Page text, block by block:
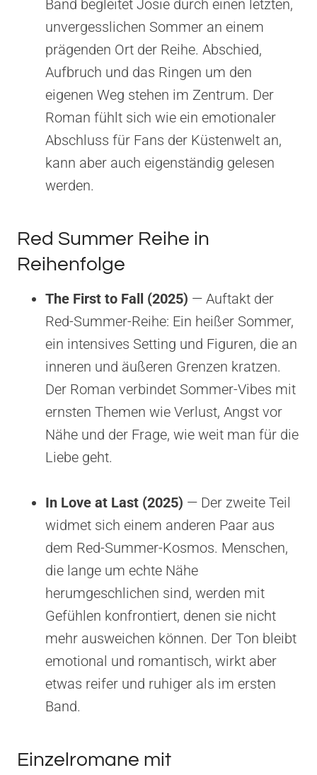
Band begleitet Josie durch einen letzten,
unvergesslichen Sommer an einem
prägenden Ort der Reihe. Abschied,
Aufbruch und das Ringen um den
eigenen Weg stehen im Zentrum. Der
Roman fühlt sich wie ein emotionaler
Abschluss für Fans der Küstenwelt an,
kann aber auch eigenständig gelesen
werden.
Red Summer Reihe in
Reihenfolge
The First to Fall (2025) — Auftakt der
Red-Summer-Reihe: Ein heißer Sommer,
ein intensives Setting und Figuren, die an
inneren und äußeren Grenzen kratzen.
Der Roman verbindet Sommer-Vibes mit
ernsten Themen wie Verlust, Angst vor
Nähe und der Frage, wie weit man für die
Liebe geht.
In Love at Last (2025) — Der zweite Teil
widmet sich einem anderen Paar aus
dem Red-Summer-Kosmos. Menschen,
die lange um echte Nähe
herumgeschlichen sind, werden mit
Gefühlen konfrontiert, denen sie nicht
mehr ausweichen können. Der Ton bleibt
emotional und romantisch, wirkt aber
etwas reifer und ruhiger als im ersten
Band.
Einzelromane mit